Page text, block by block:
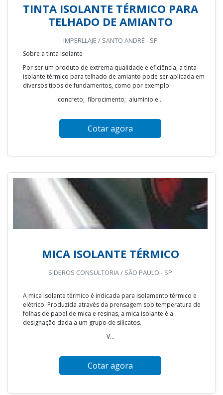
TINTA ISOLANTE TÉRMICO PARA
TELHADO DE AMIANTO
IMPERLLAJE / SANTO ANDRÉ - SP
Sobre a tinta isolante
Por ser um produto de extrema qualidade e eficiência, a tinta
isolante térmico para telhado de amianto pode ser aplicada em
diversos tipos de fundamentos, como por exemplo:
concreto; fibrocimento; alumínio e...
Cotar agora
MICA ISOLANTE TÉRMICO
SIDEROS CONSULTORIA / SÃO PAULO - SP
A mica isolante térmico é indicada para isolamento térmico e
elétrico. Produzida através da prensagem sob temperatura de
folhas de papel de mica e resinas, a mica isolante é a
designação dada a um grupo de silicatos.
V...
Cotar agora